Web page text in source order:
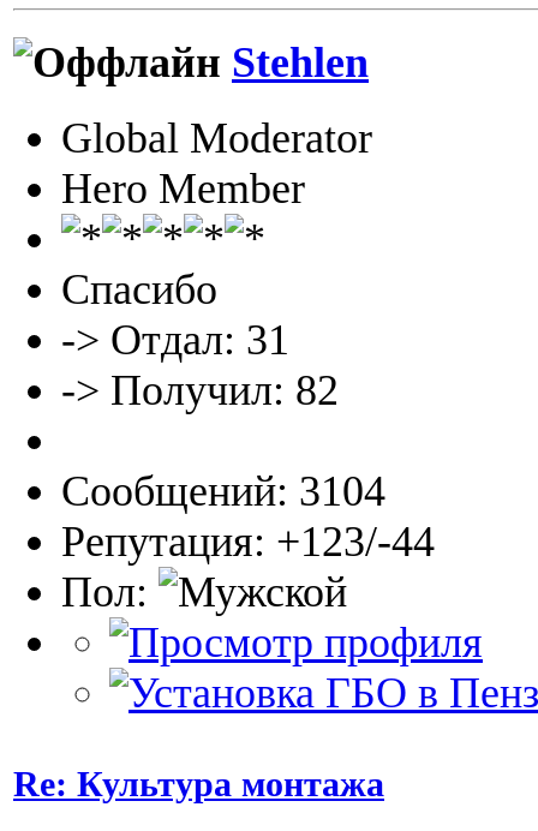
Stehlen
Global Moderator
Hero Member
Спасибо
-> Отдал: 31
-> Получил: 82
Сообщений: 3104
Репутация: +123/-44
Пол:
Re: Культура монтажа